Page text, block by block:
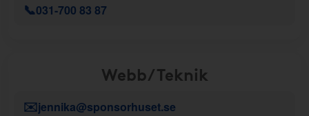
📞031-700 83 87
Webb/Teknik
✉️jennika@sponsorhuset.se